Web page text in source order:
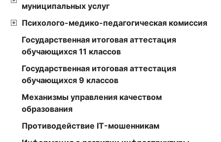
муниципальных услуг
Психолого-медико-педагогическая комиссия
Государственная итоговая аттестация
обучающихся 11 классов
Государственная итоговая аттестация
обучающихся 9 классов
Механизмы управления качеством
образования
Противодействие IT-мошенникам